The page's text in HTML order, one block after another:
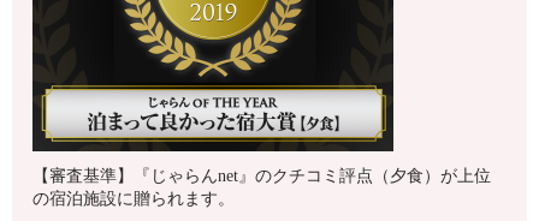
【審査基準】『じゃらんnet』のクチコミ評点（夕食）が上位
の宿泊施設に贈られます。